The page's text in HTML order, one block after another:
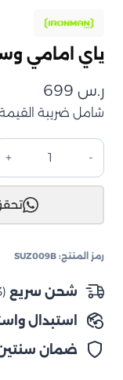
ياي امامي وسط
ر.س
شامل ضريبة
كمية
ياي
امامي
جيمني
رمز المنتج: SUZ009B
شحن سريع (3 – 5) أيام عمل.
استبدال
ضمان